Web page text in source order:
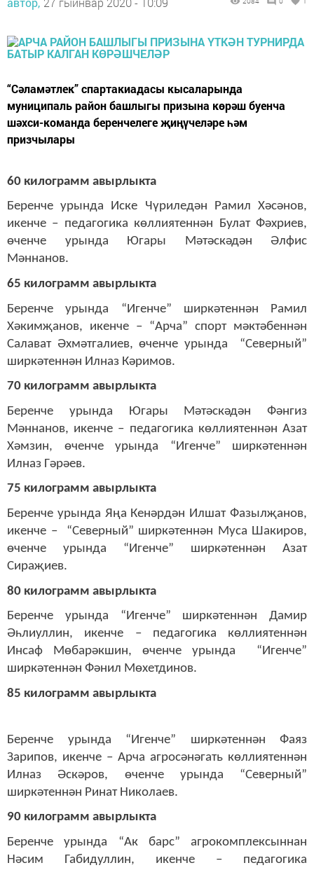
“Сәламәтлек” спартакиадасы кысаларында
муниципаль район башлыгы призына көрәш буенча
шәхси-команда беренчелеге җиңүчеләре һәм
призчылары
60 килограмм авырлыкта
Беренче урында Иске Чүриледән Рамил Хәсәнов,
икенче – педагогика көллиятеннән Булат Фәхриев,
өченче урында Югары Мәтәскәдән Әлфис
Мәннанов.
65 килограмм авырлыкта
Беренче урында “Игенче” ширкәтеннән Рамил
Хәкимҗанов, икенче – “Арча” спорт мәктәбеннән
Салават Әхмәтгалиев, өченче урында “Северный”
ширкәтеннән Илназ Кәримов.
70 килограмм авырлыкта
Беренче урында Югары Мәтәскәдән Фәнгиз
Мәннанов, икенче – педагогика көллиятеннән Азат
Хәмзин, өченче урында “Игенче” ширкәтеннән
Илназ Гәрәев.
75 килограмм авырлыкта
Беренче урында Яңа Кенәрдән Илшат Фазылҗанов,
икенче – “Северный” ширкәтеннән Муса Шакиров,
өченче урында “Игенче” ширкәтеннән Азат
Сираҗиев.
80 килограмм авырлыкта
Беренче урында “Игенче” ширкәтеннән Дамир
Әһлиуллин, икенче – педагогика көллиятеннән
Инсаф Мөбарәкшин, өченче урында “Игенче”
ширкәтеннән Фәнил Мөхетдинов.
85 килограмм авырлыкта
Беренче урында “Игенче” ширкәтеннән Фаяз
Зарипов, икенче – Арча агросәнәгать көллиятеннән
Илназ Әскәров, өченче урында “Северный”
ширкәтеннән Ринат Николаев.
90 килограмм авырлыкта
Беренче урында “Ак барс” агрокомплексыннан
Нәсим Габидуллин, икенче – педагогика